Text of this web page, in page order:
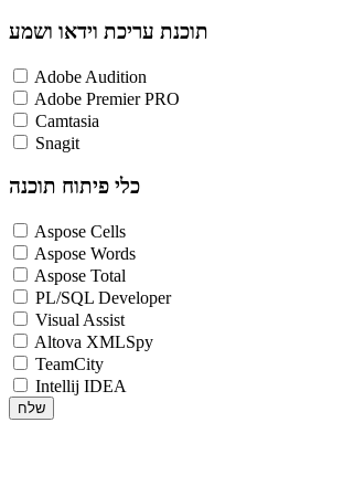
תוכנת עריכת וידאו ושמע
Adobe Audition
Adobe Premier PRO
Camtasia
Snagit
כלי פיתוח תוכנה
Aspose Cells
Aspose Words
Aspose Total
PL/SQL Developer
Visual Assist
Altova XMLSpy
TeamCity
Intellij IDEA